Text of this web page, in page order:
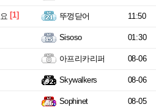
[1] 뚜껑닫어 11:50
Sisoso 01:30
아프리카리퍼 08-06
Skywalkers 08-06
Sophinet 08-05